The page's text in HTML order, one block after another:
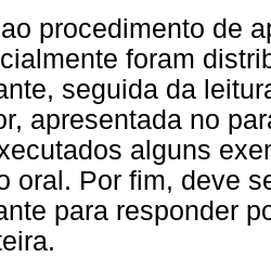
procedimento de
foram
seguida da
apresentada no
alguns
oral. Por fim, deve
para responder